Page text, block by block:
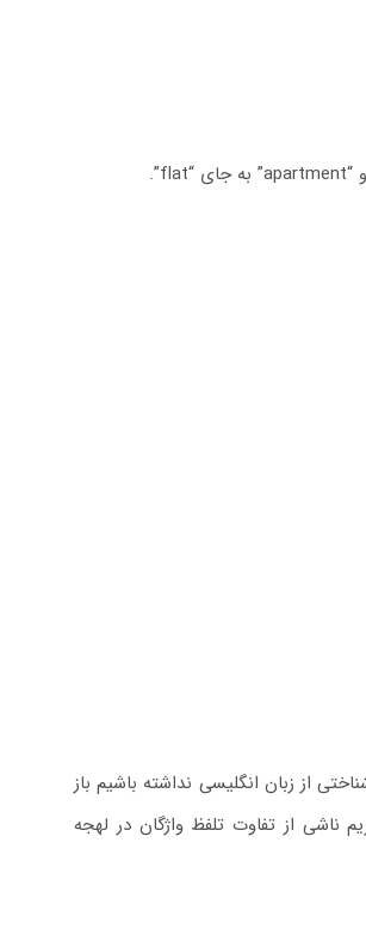
از زبان انگلیسی نداشته باشیم باز
از تفاوت تلفظ واژگان در لهجه